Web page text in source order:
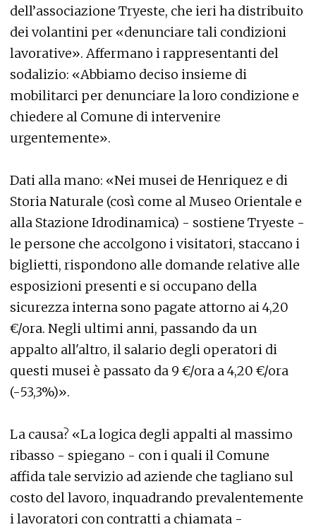
dell’associazione Tryeste, che ieri ha distribuito
dei volantini per «denunciare tali condizioni
lavorative». Affermano i rappresentanti del
sodalizio: «Abbiamo deciso insieme di
mobilitarci per denunciare la loro condizione e
chiedere al Comune di intervenire
urgentemente».
Dati alla mano: «Nei musei de Henriquez e di
Storia Naturale (così come al Museo Orientale e
alla Stazione Idrodinamica) - sostiene Tryeste -
le persone che accolgono i visitatori, staccano i
biglietti, rispondono alle domande relative alle
esposizioni presenti e si occupano della
sicurezza interna sono pagate attorno ai 4,20
€/ora. Negli ultimi anni, passando da un
appalto all'altro, il salario degli operatori di
questi musei è passato da 9 €/ora a 4,20 €/ora
(-53,3%)».
La causa? «La logica degli appalti al massimo
ribasso - spiegano - con i quali il Comune
affida tale servizio ad aziende che tagliano sul
costo del lavoro, inquadrando prevalentemente
i lavoratori con contratti a chiamata -